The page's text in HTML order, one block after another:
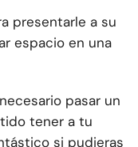
presentarle a su
espacio en una
pasar un
tener a tu
si pudieras